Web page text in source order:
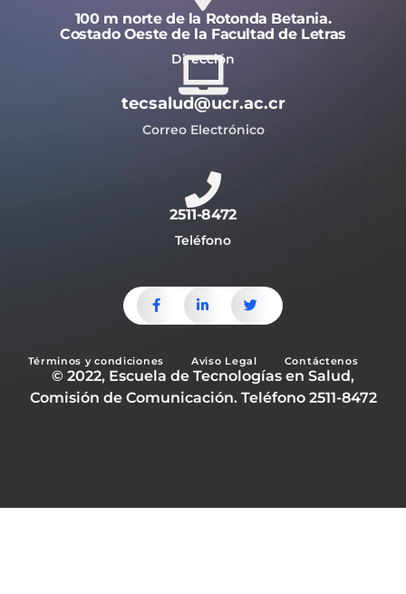
100 m norte de la Rotonda Betania.
Costado Oeste de la Facultad de Letras
Dirección
tecsalud@ucr.ac.cr
Correo Electrónico
2511-8472
Teléfono
Términos y condiciones Aviso Legal Contáctenos
© 2022, Escuela de Tecnologías en Salud,
Comisión de Comunicación. Teléfono 2511-8472